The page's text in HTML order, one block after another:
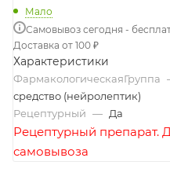
Мало
Самовывоз сегодня -
Доставка от 100 ₽
Характеристики
ФармакологическаяГруппа
средство (нейролептик)
Рецептурный — Да
Рецептурный препарат.
самовывоза